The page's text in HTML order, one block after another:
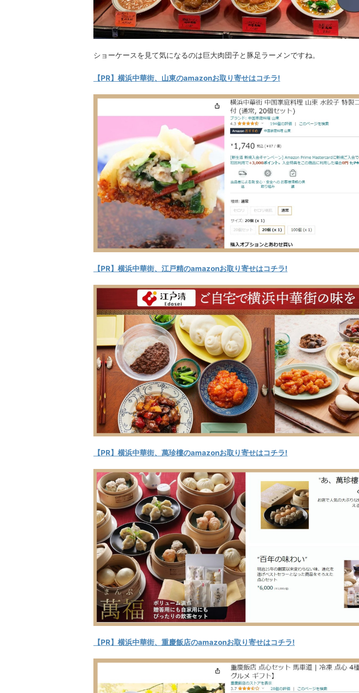
ショーケースを見て気になるのは巨大肉団子と豚足ラーメンですね。
【PR】横浜中華街、山東のamazonお取り寄せはコチラ!
【PR】横浜中華街、江戸精のamazonお取り寄せはコチラ!
【PR】横浜中華街、萬珍樓のamazonお取り寄せはコチラ!
【PR】横浜中華街、重慶飯店のamazonお取り寄せはコチラ!